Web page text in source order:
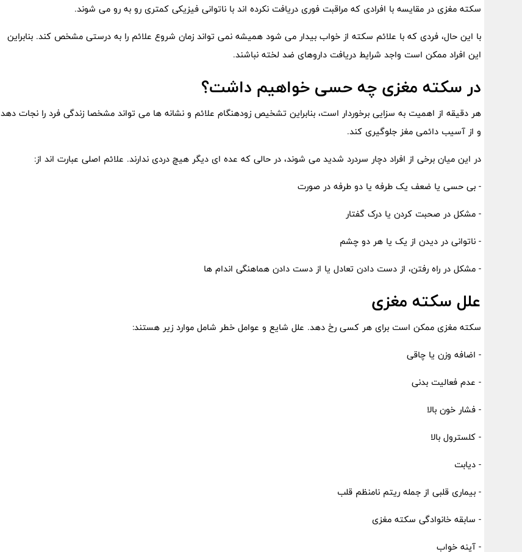
سکته مغزی در مقایسه با افرادی که مراقبت فوری دریافت نکرده اند با ناتوانی فیزیکی کمتری رو به رو می شوند.
با این حال، فردی که با علائم سکته از خواب بیدار می شود همیشه نمی تواند زمان شروع علائم را به درستی مشخص کند. بنابراین
این افراد ممکن است واجد شرایط دریافت داروهای ضد لخته نباشند.
در سکته مغزی چه حسی خواهیم داشت؟
هر دقیقه از اهمیت به سزایی برخوردار است، بنابراین تشخیص زودهنگام علائم و نشانه ها می تواند مشخصا زندگی فرد را نجات دهد
و از آسیب دائمی مغز جلوگیری کند.
در این میان برخی از افراد دچار سردرد شدید می شوند، در حالی که عده ای دیگر هیچ دردی ندارند. علائم اصلی عبارت اند از:
- بی حسی یا ضعف یک طرفه یا دو طرفه در صورت
- مشکل در صحبت کردن یا درک گفتار
- ناتوانی در دیدن از یک یا هر دو چشم
- مشکل در راه رفتن، از دست دادن تعادل یا از دست دادن هماهنگی اندام ها
علل سکته مغزی
سکته مغزی ممکن است برای هر کسی رخ دهد. علل شایع و عوامل خطر شامل موارد زیر هستند:
- اضافه وزن یا چاقی
- عدم فعالیت بدنی
- فشار خون بالا
- کلسترول بالا
- دیابت
- بیماری قلبی از جمله ریتم نامنظم قلب
- سابقه خانوادگی سکته مغزی
- آپنه خواب